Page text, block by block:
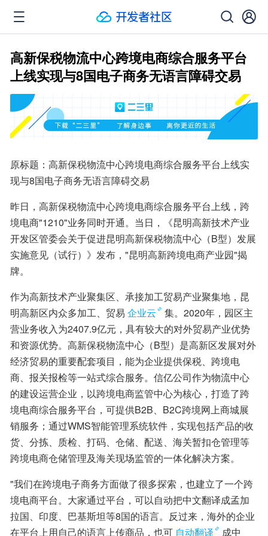
高新保税物流中心跨境电商综合服务平台
上线实现与8国电子商务无语言障碍交易
原标题：高新保税物流中心跨境电商综合服务平台上线实
现与8国电子商务无语言障碍交易
昨日，高新保税物流中心跨境电商综合服务平台上线，跨
境电商"1210"业务同时开通。当日，《昆明高新技术产业
开发区管委会关于促进昆明高新保税物流中心（B型）发展
实施意见（试行）》发布，"昆明高新跨境电商产业园"揭
牌。
作为高新技术产业聚集区、承接加工贸易产业聚集地，昆
明高新区内众多加工、贸易 企业云
集。2020年，园区主
营业务收入为2407.9亿元，具有较大的对外贸易产业优势
和资源优势。高新保税物流中心（B型）是高新区发展对外
经济贸易的重要配套项目，能为企业提供保税、跨境电
商、报关报检等一站式综合服务。信亿公司作为物流中心
的建设运营企业，以跨境电商监管中心为核心，打造了跨
境电商综合服务平台，可提供B2B、B2C跨境网上商城展
销服务；通过WMS智能管理系统软件，实现包括产品的收
货、分拣、质检、打码、仓储、配送、海关暂扣仓管理等
跨境电商仓储管理及海关现场监管的一体化解决方案。
"我们在跨境电子商务方面做了很多探索，也建立了一个跨
境电商平台。大家通过平台，可以自动把中文翻译成孟加
拉国、印度、巴基斯坦等8国的语言。反过来，海外的企业
在平台上用自己的语言上传商品，也可 自动翻译 成中